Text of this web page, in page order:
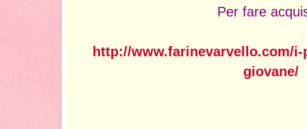
Per fare
http://www.farinevarvello.com/
giovane/